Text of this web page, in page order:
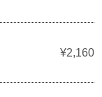
¥2,160